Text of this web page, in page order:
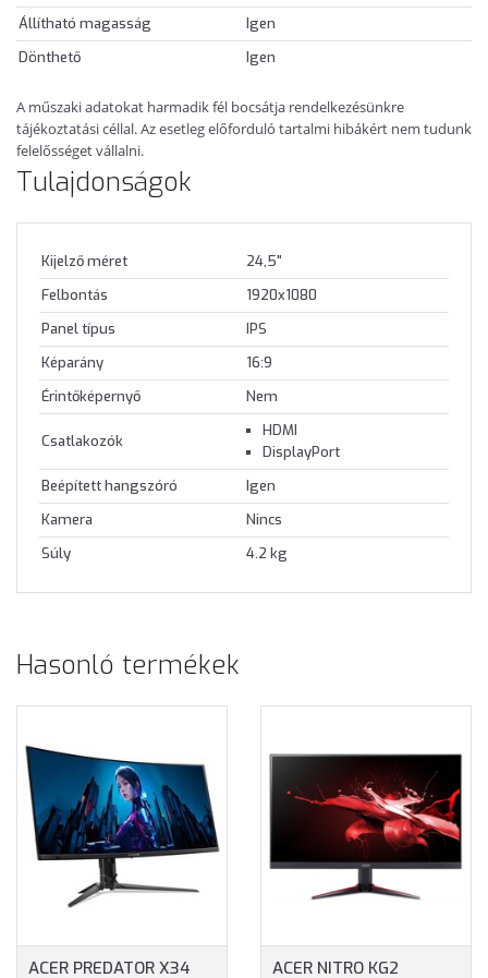
Állítható magasság
Igen
Dönthető
Igen
A műszaki adatokat harmadik fél bocsátja rendelkezésünkre
tájékoztatási céllal. Az esetleg előforduló tartalmi hibákért nem tudunk
felelősséget vállalni.
Tulajdonságok
Kijelző méret
24,5"
Felbontás
1920x1080
Panel típus
IPS
Képarány
16:9
Érintőképernyő
Nem
Csatlakozók
HDMI
DisplayPort
Beépített hangszóró
Igen
Kamera
Nincs
Súly
4.2 kg
Hasonló termékek
ACER PREDATOR X34
ACER NITRO KG2